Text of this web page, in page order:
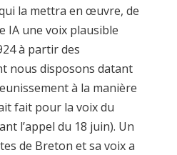
la mettra en œuvre, de
IA une voix plausible
à partir des
nous disposons datant
à la manière
fait pour la voix du
l’appel du 18 juin). Un
de Breton et sa voix a